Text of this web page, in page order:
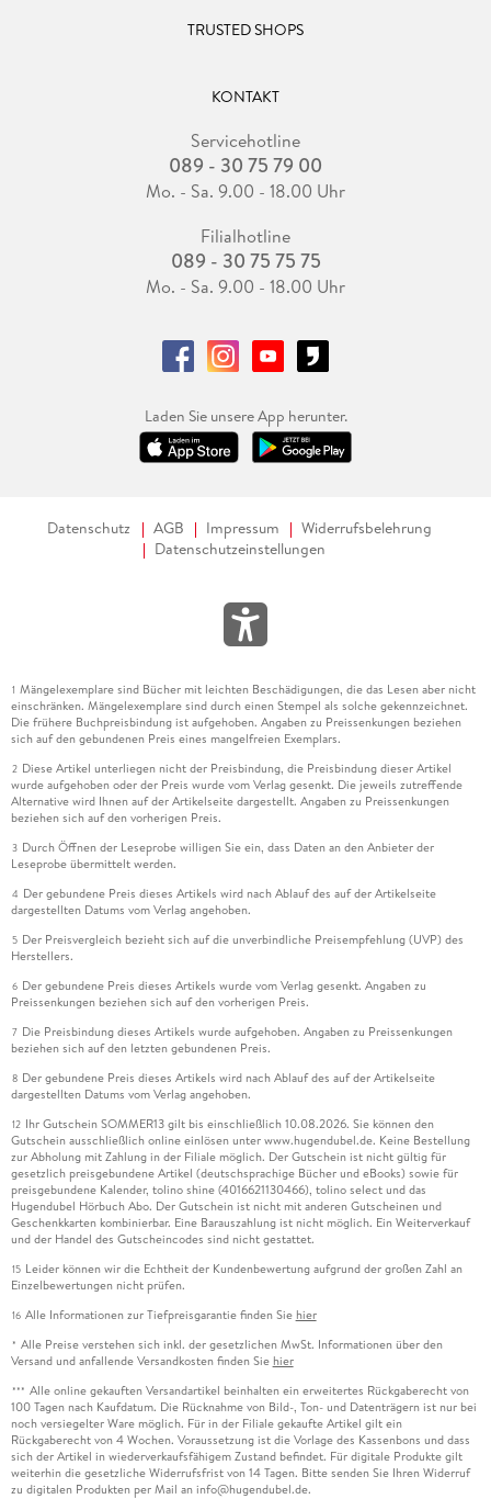
TRUSTED SHOPS
KONTAKT
Servicehotline
089 - 30 75 79 00
Mo. - Sa. 9.00 - 18.00 Uhr
Filialhotline
089 - 30 75 75 75
Mo. - Sa. 9.00 - 18.00 Uhr
Laden Sie unsere App herunter.
Datenschutz AGB Impressum
Widerrufsbelehrung
Datenschutzeinstellungen
1 Mängelexemplare sind Bücher mit leichten Beschädigungen, die das Lesen aber nicht
einschränken. Mängelexemplare sind durch einen Stempel als solche gekennzeichnet.
Die frühere Buchpreisbindung ist aufgehoben. Angaben zu Preissenkungen beziehen
sich auf den gebundenen Preis eines mangelfreien Exemplars.
2 Diese Artikel unterliegen nicht der Preisbindung, die Preisbindung dieser Artikel
wurde aufgehoben oder der Preis wurde vom Verlag gesenkt. Die jeweils zutreffende
Alternative wird Ihnen auf der Artikelseite dargestellt. Angaben zu Preissenkungen
beziehen sich auf den vorherigen Preis.
3 Durch Öffnen der Leseprobe willigen Sie ein, dass Daten an den Anbieter der
Leseprobe übermittelt werden.
4 Der gebundene Preis dieses Artikels wird nach Ablauf des auf der Artikelseite
dargestellten Datums vom Verlag angehoben.
5 Der Preisvergleich bezieht sich auf die unverbindliche Preisempfehlung (UVP) des
Herstellers.
6 Der gebundene Preis dieses Artikels wurde vom Verlag gesenkt. Angaben zu
Preissenkungen beziehen sich auf den vorherigen Preis.
7 Die Preisbindung dieses Artikels wurde aufgehoben. Angaben zu Preissenkungen
beziehen sich auf den letzten gebundenen Preis.
8 Der gebundene Preis dieses Artikels wird nach Ablauf des auf der Artikelseite
dargestellten Datums vom Verlag angehoben.
12 Ihr Gutschein SOMMER13 gilt bis einschließlich 10.08.2026. Sie können den
Gutschein ausschließlich online einlösen unter www.hugendubel.de. Keine Bestellung
zur Abholung mit Zahlung in der Filiale möglich. Der Gutschein ist nicht gültig für
gesetzlich preisgebundene Artikel (deutschsprachige Bücher und eBooks) sowie für
preisgebundene Kalender, tolino shine (4016621130466), tolino select und das
Hugendubel Hörbuch Abo. Der Gutschein ist nicht mit anderen Gutscheinen und
Geschenkkarten kombinierbar. Eine Barauszahlung ist nicht möglich. Ein Weiterverkauf
und der Handel des Gutscheincodes sind nicht gestattet.
15 Leider können wir die Echtheit der Kundenbewertung aufgrund der großen Zahl an
Einzelbewertungen nicht prüfen.
16 Alle Informationen zur Tiefpreisgarantie finden Sie hier
* Alle Preise verstehen sich inkl. der gesetzlichen MwSt. Informationen über den
Versand und anfallende Versandkosten finden Sie hier
*** Alle online gekauften Versandartikel beinhalten ein erweitertes Rückgaberecht von
100 Tagen nach Kaufdatum. Die Rücknahme von Bild-, Ton- und Datenträgern ist nur bei
noch versiegelter Ware möglich. Für in der Filiale gekaufte Artikel gilt ein
Rückgaberecht von 4 Wochen. Voraussetzung ist die Vorlage des Kassenbons und dass
sich der Artikel in wiederverkaufsfähigem Zustand befindet. Für digitale Produkte gilt
weiterhin die gesetzliche Widerrufsfrist von 14 Tagen. Bitte senden Sie Ihren Widerruf
zu digitalen Produkten per Mail an info@hugendubel.de.